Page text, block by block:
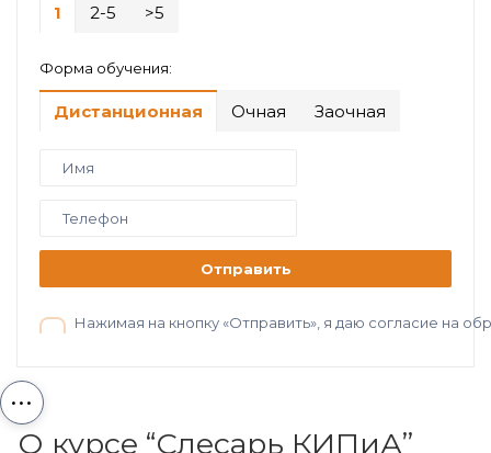
1 2-5 >5
Форма обучения:
Дистанционная Очная Заочная
Отправить
Нажимая на кнопку «Отправить», я даю согласие на
...
О курсе “Слесарь КИПиА”